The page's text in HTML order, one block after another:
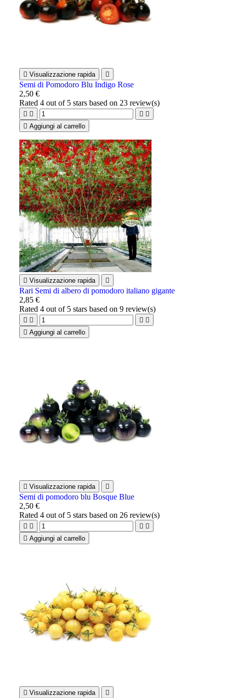
 Visualizzazione rapida 
Semi di Pomodoro Blu Indigo Rose
2,50 €
Rated4 out of 5 stars based on 23 review(s)
   
 Aggiungi al carrello
 Visualizzazione rapida 
Rari Semi di albero di pomodoro italiano gigante
2,85 €
Rated4 out of 5 stars based on9 review(s)
   
 Aggiungi al carrello
 Visualizzazione rapida 
Semi di pomodoro blu Bosque Blue
2,50 €
Rated4 out of 5 stars based on 26 review(s)
   
 Aggiungi al carrello
 Visualizzazione rapida 